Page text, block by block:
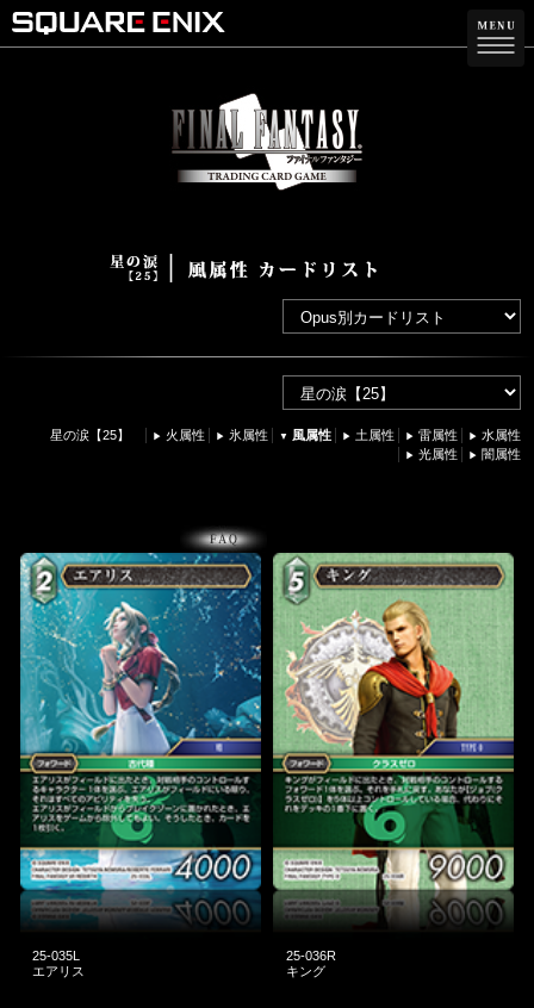
星の涙【25】 火属性 氷属性 風属性 土属性 雷属性
水属性
光属性
闇属性
25-035L
エアリス
25-036R
キング